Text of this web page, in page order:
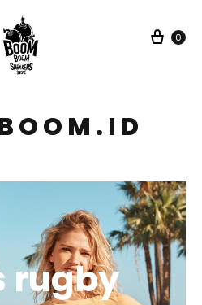
Cart
0
rugby